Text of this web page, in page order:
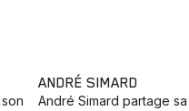
ANDRÉ SIMARD
André Simard partage